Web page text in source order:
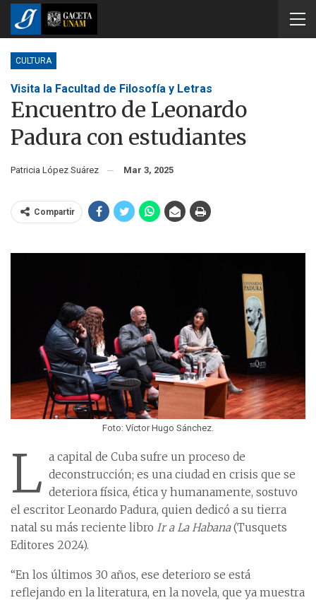
CULTURA
Visita la Facultad de Filosofía y Letras
Encuentro de Leonardo
Padura con estudiantes
Patricia López Suárez Mar 3, 2025
Compartir
Foto: Víctor Hugo Sánchez.
L a capital de Cuba sufre un proceso de
deconstrucción; es una ciudad en crisis que se
deteriora física, ética y humanamente, sostuvo
el escritor Leonardo Padura, quien dedicó a su tierra
natal su más reciente libro Ir a La Habana(Tusquets
Editores 2024).
“En los últimos 30 años, ese deterioro se está
reflejando en la literatura, en la novela, que ya muestra